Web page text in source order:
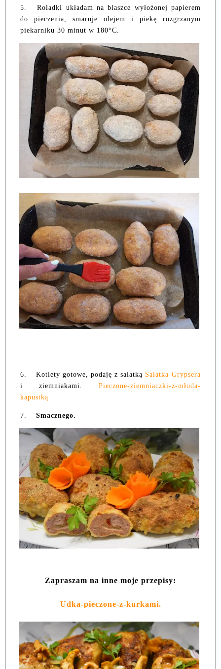
5.
Roladki układam na blaszce wyłożonej papierem
do pieczenia, smaruje olejem i piekę rozgrzanym
piekarniku 30 minut w 180°C.
6. Kotlety gotowe, podaję z sałatką Sałatka-Grypsera
i ziemniakami. Pieczone-ziemniaczki-z-młoda-
kapustką
7. Smacznego.
Zapraszam na inne moje przepisy:
Udka-pieczone-z-kurkami.